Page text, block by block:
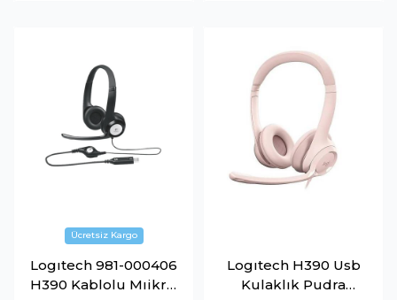
Logıtech 981-000406
H390 Kablolu Mıikro.
Logıtech H390 Usb
Kulaklık Pudra